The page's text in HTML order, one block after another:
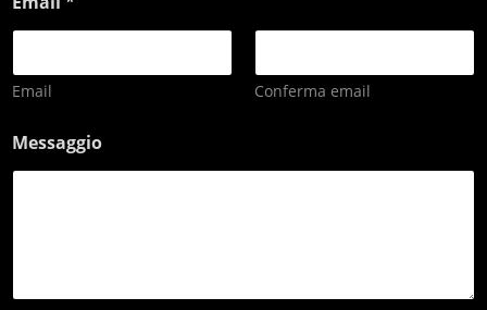
Email Conferma email
Messaggio